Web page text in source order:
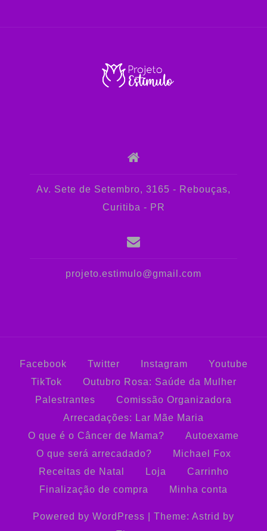
Av. Sete de Setembro, 3165 - Rebouças,
Curitiba - PR
projeto.estimulo@gmail.com
Facebook Twitter Instagram
Youtube
TikTok
Outubro Rosa: Saúde da Mulher
Palestrantes
Comissão Organizadora
Arrecadações: Lar Mãe Maria
O que é o Câncer de Mama?
Autoexame
O que será arrecadado?
Michael Fox
Receitas de Natal
Loja
Carrinho
Finalização de compra
Minha conta
Powered by WordPress Theme: Astrid by